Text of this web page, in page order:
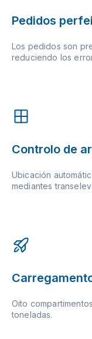
Pedidos
Los pedidos son
reduciendo los
Controlo de
Ubicación
mediantes
Oito
toneladas.